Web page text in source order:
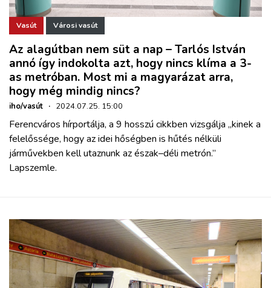
Vasút Városi vasút
Az alagútban nem süt a nap – Tarlós István
annó így indokolta azt, hogy nincs klíma a 3-
as metróban. Most mi a magyarázat arra,
hogy még mindig nincs?
iho/vasút · 2024.07.25. 15:00
Ferencváros hírportálja, a 9 hosszú cikkben vizsgálja „kinek a
felelőssége, hogy az idei hőségben is hűtés nélküli
járművekben kell utaznunk az észak–déli metrón.”
Lapszemle.